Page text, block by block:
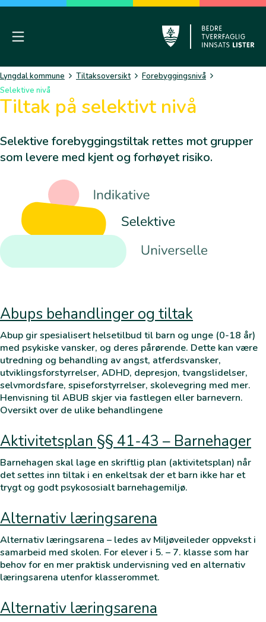
Skip
contentMobile Menu
Lyngdal
Lyngdal kommune Tiltaksoversikt
Forebyggingsnivå
Selektive nivå
Tiltak på selektivt nivå
Selektive forebyggingstiltak rettes mot grupper
som levere med kjent og forhøyet risiko.
Abups behandlinger og tiltak
Abup gir spesialisert helsetilbud til barn og unge (0-18 år)
med psykiske vansker, og deres pårørende. Dette kan være
utredning og behandling av angst, atferdsvansker,
utviklingsforstyrrelser, ADHD, depresjon, tvangslidelser,
selvmordsfare, spiseforstyrrelser, skolevegring med mer.
Henvisning til ABUB skjer via fastlegen eller barnevern.
Oversikt over de ulike behandlingene
Aktivitetsplan §§ 41-43 – Barnehager
Barnehagen skal lage en skriftlig plan (aktivitetsplan) når
det settes inn tiltak i en enkeltsak der et barn ikke har et
trygt og godt psykososialt barnehagemiljø.
Alternativ læringsarena
Alternativ læringsarena – ledes av Miljøveileder oppvekst i
samarbeid med skolen. For elever i 5. – 7. klasse som har
behov for en mer praktisk undervisning ved en alternativ
læringsarena utenfor klasserommet.
Alternativ læringsarena